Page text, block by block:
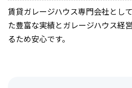
賃貸ガレージハウス専門会社とし
た豊富な実績とガレージハウス経
るため安心です。